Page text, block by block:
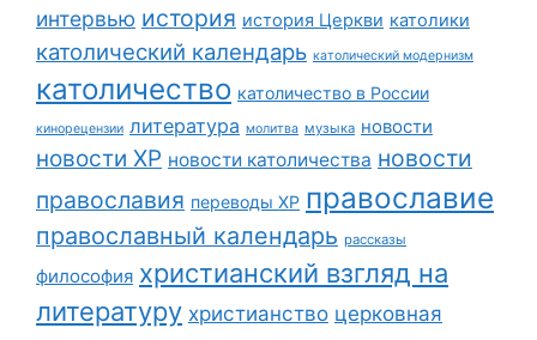
интервью история история Церкви католики
католический календарь католический модернизм
католичество католичество в России
кинорецензии литература молитва музыка новости
новости ХР новости католичества новости
православия переводы ХР православие
православный календарь рассказы
философия христианский взгляд на
литературу христианство церковная